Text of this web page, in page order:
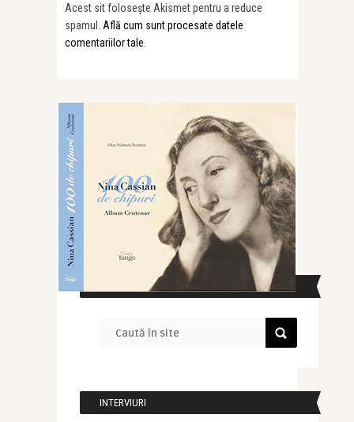
Acest sit folosește Akismet pentru a reduce
spamul. Află cum sunt procesate datele
comentariilor tale
CAUTĂ ÎN SITE
INTERVIURI